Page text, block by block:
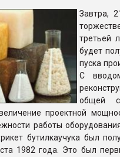
Завтра,
третьей
будет
пуска
С
общей
проектной
работы
бутилкаучука был
1982 года. Это был